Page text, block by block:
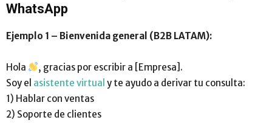
WhatsApp
Ejemplo 1 – Bienvenida general (B2B LATAM):
Hola
, gracias por escribir a [Empresa].
Soy el asistente virtual y te ayudo a derivar tu consulta:
1) Hablar con ventas
2) Soporte de clientes